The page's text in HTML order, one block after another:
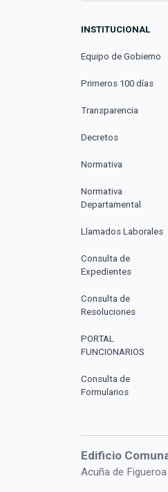
INSTITUCIONAL
Equipo de Gobierno
Primeros 100 días
Transparencia
Decretos
Normativa
Normativa
Departamental
Llamados Laborales
Consulta de
Expedientes
Consulta de
Resoluciones
PORTAL
FUNCIONARIOS
Consulta de
Formularios
Edificio
Acuña de